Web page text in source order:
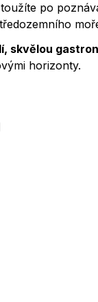
po
skvělou
horizonty.